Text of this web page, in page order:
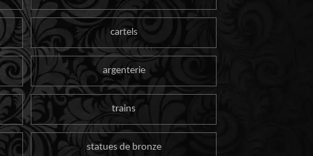
cartels
argenterie
trains
statues de bronze